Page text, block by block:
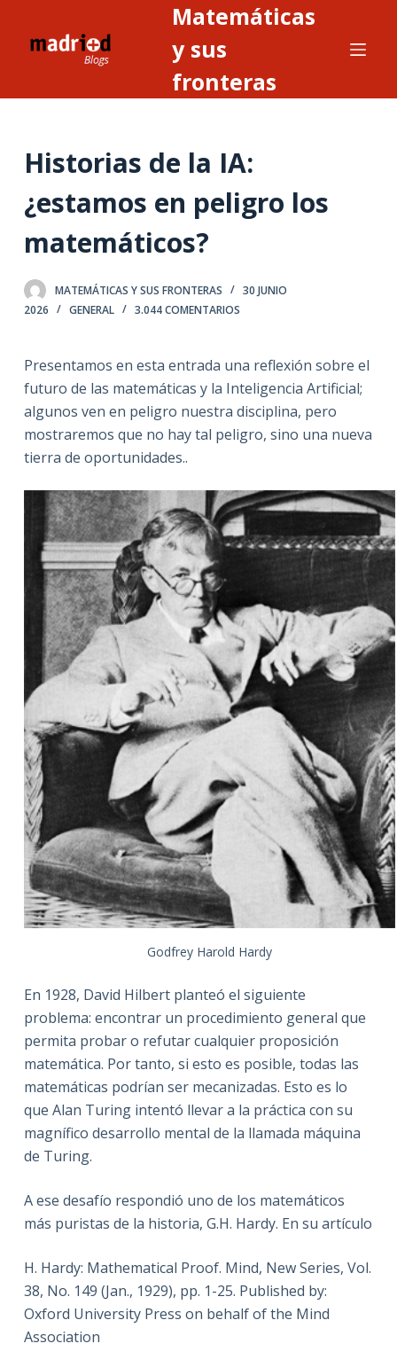
n
e
n
d
o
Matemáticas
y sus
fronteras
Historias de la IA:
¿estamos en peligro los
matemáticos?
MATEMÁTICAS Y SUS FRONTERAS
30 JUNIO
2026
GENERAL 3.044 COMENTARIOS
Presentamos en esta entrada una reflexión sobre el
futuro de las matemáticas y la Inteligencia Artificial;
algunos ven en peligro nuestra disciplina, pero
mostraremos que no hay tal peligro, sino una nueva
tierra de oportunidades..
Godfrey Harold Hardy
En 1928, David Hilbert planteó el siguiente
problema: encontrar un procedimiento general que
permita probar o refutar cualquier proposición
matemática. Por tanto, si esto es posible, todas las
matemáticas podrían ser mecanizadas. Esto es lo
que Alan Turing intentó llevar a la práctica con su
magnífico desarrollo mental de la llamada máquina
de Turing.
A ese desafío respondió uno de los matemáticos
más puristas de la historia, G.H. Hardy. En su artículo
H. Hardy: Mathematical Proof. Mind, New Series, Vol.
38, No. 149 (Jan., 1929), pp. 1-25. Published by:
Oxford University Press on behalf of the Mind
Association